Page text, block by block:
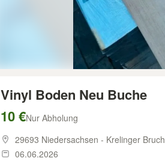
Vinyl Boden Neu Buche
10 €Nur Abholung
29693 Niedersachsen - Krelinger Bruch
06.06.2026